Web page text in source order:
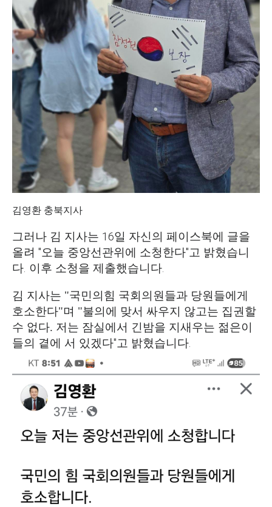
김영환 충북지사
그러나 김 지사는 16일 자신의 페이스북에 글을
올려 "오늘 중앙선관위에 소청한다"고 밝혔습니
다. 이후 소청을 제출했습니다.
김 지사는 "국민의힘 국회의원들과 당원들에게
호소한다"며 "불의에 맞서 싸우지 않고는 집권할
수 없다. 저는 잠실에서 긴밤을 지새우는 젊은이
들의 곁에 서 있겠다"고 밝혔습니다.